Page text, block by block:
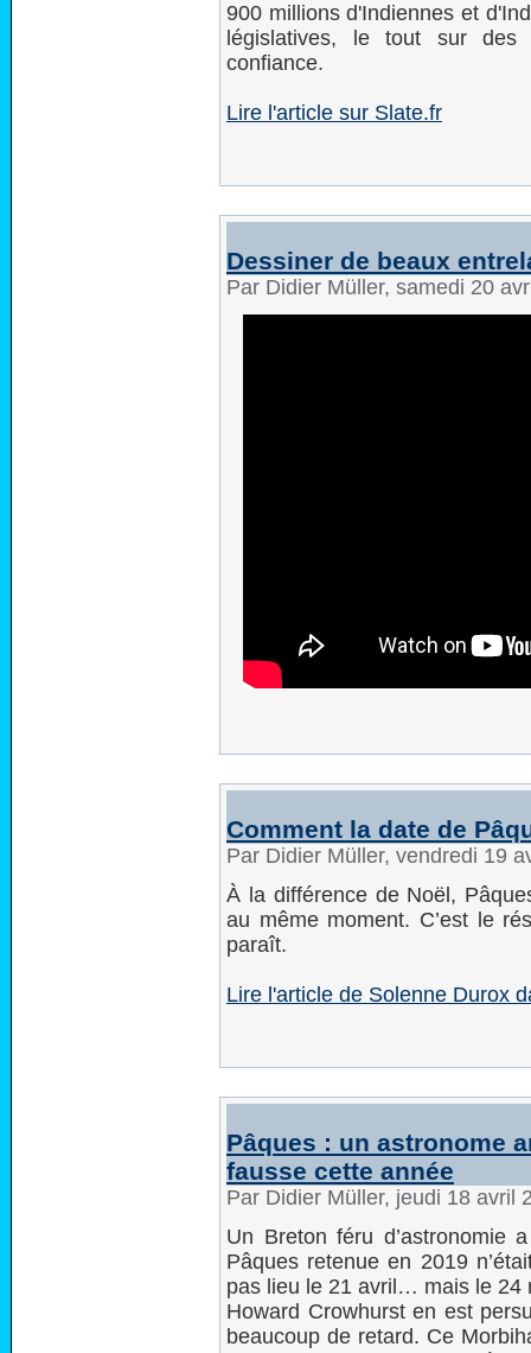
900 millions d'Indiennes et
législatives, le tout sur des
confiance.
Lire l'article sur Slate.fr
Dessiner de beaux
Par Didier Müller, samedi 20
Comment la date de
Par Didier Müller, vendredi 19
À la différence de Noël,
au même moment. C’est le
paraît.
Lire l'article de Solenne Durox
Pâques : un astronome
fausse cette année
Par Didier Müller, jeudi 18 avril
Un Breton féru d’astronomie
Pâques retenue en 2019
pas lieu le 21 avril… mais le 24
Howard Crowhurst en est
beaucoup de retard. Ce